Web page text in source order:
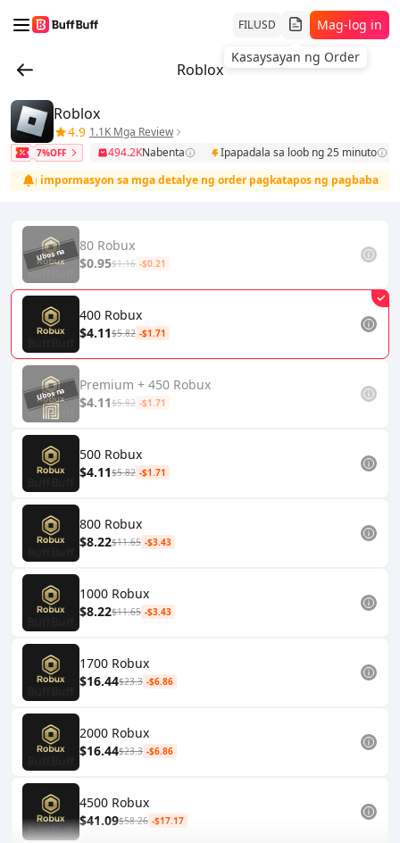
FILUSD Mag-log in
Roblox
Roblox
4.9 1.1K Mga Review
7%OFF 494.2KNabenta
Ipapadala sa loob ng 25 minuto
impormasyon sa mga detalye ng order pagkatapos ng pagbabayad.
80 Robux
$0.95$1.16 -$0.21
400 Robux
$4.11$5.82 -$1.71
Premium + 450 Robux
$4.11$5.82 -$1.71
500 Robux
$4.11$5.82 -$1.71
800 Robux
$8.22$11.65 -$3.43
1000 Robux
$8.22$11.65 -$3.43
1700 Robux
$16.44$23.3 -$6.86
2000 Robux
$16.44$23.3 -$6.86
4500 Robux
$41.09$58.26 -$17.17